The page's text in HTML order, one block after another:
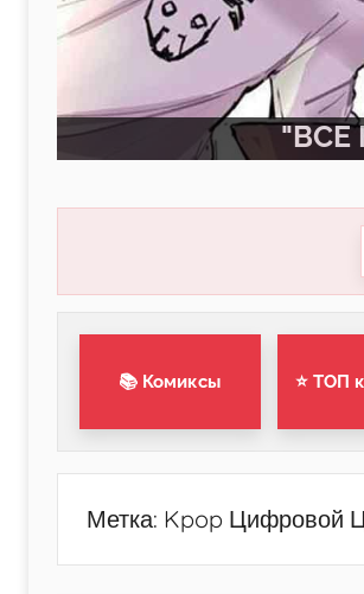
"ВСЕ
📚 Комиксы ⭐ ТОП
Метка: Kpop Цифровой